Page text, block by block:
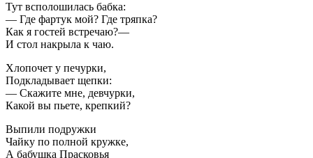
Тут всполошилась бабка:
— Где фартук мой? Где тряпка?
Как я гостей встречаю?—
И стол накрыла к чаю.
Хлопочет у печурки,
Подкладывает щепки:
— Скажите мне, девчурки,
Какой вы пьете, крепкий?
Выпили подружки
Чайку по полной кружке,
А бабушка Прасковья